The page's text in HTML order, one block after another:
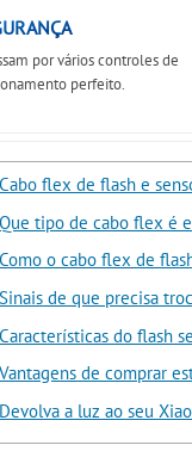
por vários controles de
perfeito.
Cabo flex de flash e
Que tipo de cabo flex é
Como o cabo flex de
Sinais de que precisa
Características do flash
Vantagens de comprar
Devolva a luz ao seu